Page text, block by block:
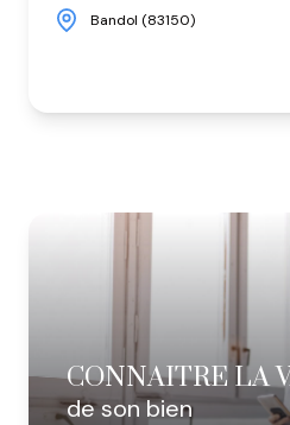
Bandol (83150)
CONNAITRE LA
de son bien